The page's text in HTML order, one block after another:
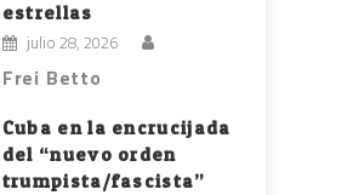
estrellas
julio 28, 2026
Frei Betto
Cuba en la encrucijada
del “nuevo orden
trumpista/fascista”